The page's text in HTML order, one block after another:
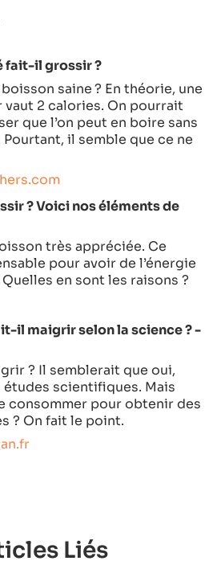
fait-il grossir ?
saine ? En théorie, une
vaut 2 calories. On pourrait
que l’on peut en boire sans
il semble que ce ne
? Voici nos éléments de
très appréciée. Ce
pour avoir de l’énergie
en sont les raisons ?
il maigrir selon la science ? -
? Il semblerait que oui,
scientifiques. Mais
consommer pour obtenir des
? On fait le point.
Liés